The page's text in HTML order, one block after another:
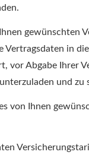
gewünschten
Vertragsdaten in
vor Abgabe Ihrer
und zu
von Ihnen